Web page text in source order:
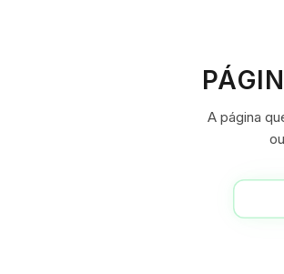
A página